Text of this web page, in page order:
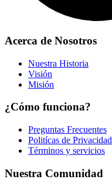
Acerca de Nosotros
Nuestra Historia
Visión
Misión
¿Cómo funciona?
Preguntas Frecuentes
Politícas de Privacidad
Términos y servicios
Nuestra Comunidad